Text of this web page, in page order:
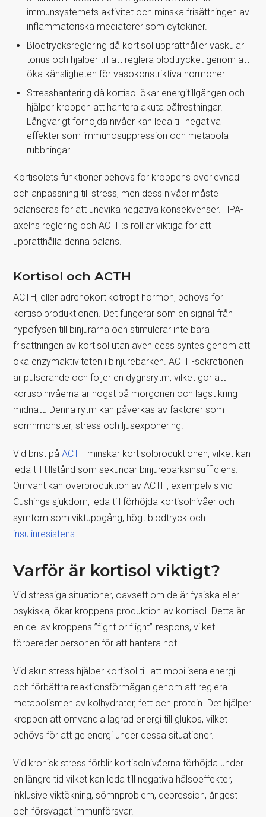
immunsystemets aktivitet och minska frisättningen av
inflammatoriska mediatorer som cytokiner.
Blodtrycksreglering då kortisol upprätthåller vaskulär
tonus och hjälper till att reglera blodtrycket genom att
öka känsligheten för vasokonstriktiva hormoner.
Stresshantering då kortisol ökar energitillgången och
hjälper kroppen att hantera akuta påfrestningar.
Långvarigt förhöjda nivåer kan leda till negativa
effekter som immunosuppression och metabola
rubbningar.
Kortisolets funktioner behövs för kroppens överlevnad
och anpassning till stress, men dess nivåer måste
balanseras för att undvika negativa konsekvenser. HPA-
axelns reglering och ACTH:s roll är viktiga för att
upprätthålla denna balans.
Kortisol och ACTH
ACTH, eller adrenokortikotropt hormon, behövs för
kortisolproduktionen. Det fungerar som en signal från
hypofysen till binjurarna och stimulerar inte bara
frisättningen av kortisol utan även dess syntes genom att
öka enzymaktiviteten i binjurebarken. ACTH-sekretionen
är pulserande och följer en dygnsrytm, vilket gör att
kortisolnivåerna är högst på morgonen och lägst kring
midnatt. Denna rytm kan påverkas av faktorer som
sömnmönster, stress och ljusexponering.
Vid brist påACTH minskar kortisolproduktionen, vilket kan
leda till tillstånd som sekundär binjurebarksinsufficiens.
Omvänt kan överproduktion av ACTH, exempelvis vid
Cushings sjukdom, leda till förhöjda kortisolnivåer och
symtom som viktuppgång, högt blodtryck och
insulinresistens
Varför är kortisol viktigt?
Vid stressiga situationer, oavsett om de är fysiska eller
psykiska, ökar kroppens produktion av kortisol. Detta är
en del av kroppens ”fight or flight”-respons, vilket
förbereder personen för att hantera hot.
Vid akut stress hjälper kortisol till att mobilisera energi
och förbättra reaktionsförmågan genom att reglera
metabolismen av kolhydrater, fett och protein. Det hjälper
kroppen att omvandla lagrad energi till glukos, vilket
behövs för att ge energi under dessa situationer.
Vid kronisk stress förblir kortisolnivåerna förhöjda under
en längre tid vilket kan leda till negativa hälsoeffekter,
inklusive viktökning, sömnproblem, depression, ångest
och försvagat immunförsvar.